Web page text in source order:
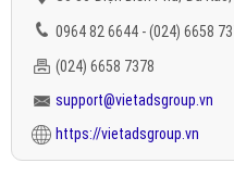
0964 82 6644 - (024) 6658
(024) 6658 7378
support@vietadsgroup.vn
https://vietadsgroup.vn